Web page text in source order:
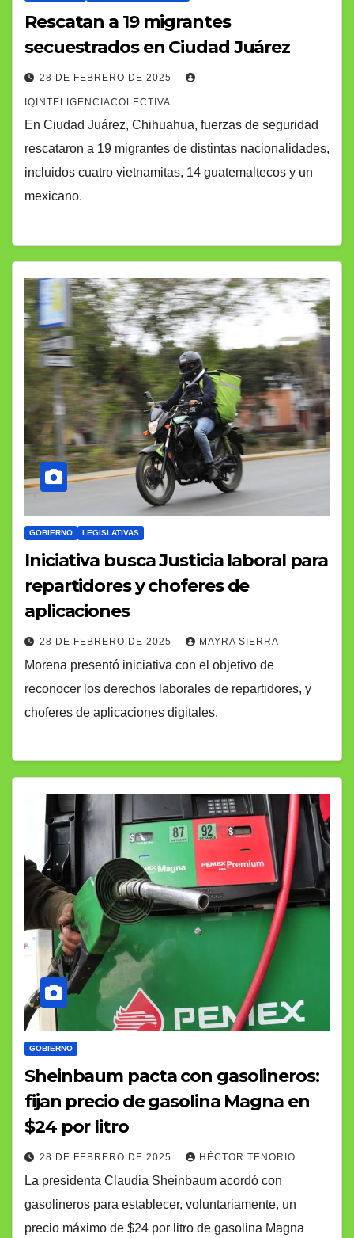
Rescatan a 19 migrantes
secuestrados en Ciudad Juárez
28 DE FEBRERO DE 2025
IQINTELIGENCIACOLECTIVA
En Ciudad Juárez, Chihuahua, fuerzas de seguridad
rescataron a 19 migrantes de distintas nacionalidades,
incluidos cuatro vietnamitas, 14 guatemaltecos y un
mexicano.
GOBIERNO LEGISLATIVAS
Iniciativa busca Justicia laboral para
repartidores y choferes de
aplicaciones
28 DE FEBRERO DE 2025 MAYRA SIERRA
Morena presentó iniciativa con el objetivo de
reconocer los derechos laborales de repartidores, y
choferes de aplicaciones digitales.
GOBIERNO
Sheinbaum pacta con gasolineros:
fijan precio de gasolina Magna en
$24 por litro
28 DE FEBRERO DE 2025 HÉCTOR TENORIO
La presidenta Claudia Sheinbaum acordó con
gasolineros para establecer, voluntariamente, un
precio máximo de $24 por litro de gasolina Magna